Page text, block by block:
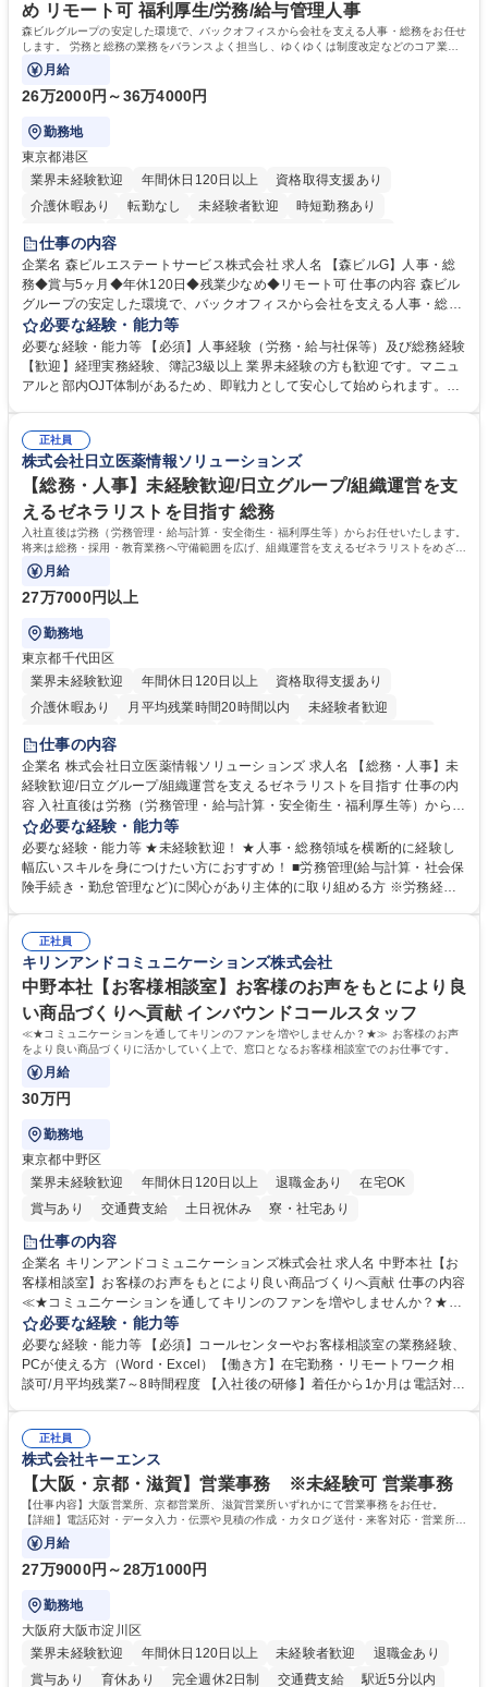
め リモート可 福利厚生/労務/給与管理人事
森ビルグループの安定した環境で、バックオフィスから会社を支える人事・総務をお任せ
します。 労務と総務の業務をバランスよく担当し、ゆくゆくは制度改定などのコア業務
にも挑戦できる、やりがいある環境です。
月給
26万2000円～36万4000円
勤務地
東京都港区
業界未経験歓迎
年間休日120日以上
資格取得支援あり
介護休暇あり
転勤なし 未経験者歓迎
時短勤務あり
経験者歓迎
完全週休2日制
交通費支給 長期歓迎 駅近5分以内 土日祝休み
仕事の内容
企業名 森ビルエステートサービス株式会社 求人名 【森ビルG】人事・総
務◆賞与5ヶ月◆年休120日◆残業少なめ◆リモート可 仕事の内容 森ビル
グループの安定した環境で、バックオフィスから会社を支える人事・総務
をお任せします。 労務と総務の業務をバランスよく担当し、ゆくゆくは制
度改定などのコア業務にも挑戦できる、やりがいある環境です。 ■勤怠管
理、給与計算、社会保険手続き、年末調整等の労務管理全般 ■入退社手続
き、社内規定の改定や人事制度改定などのコア業務 ■社内イベントの企画
でも質問・相談できる環境が整っているため、安心して成長できます。 募
集職種 【森ビルG】人事・総務◆賞与5ヶ月◆年休120日◆残業少なめ◆
リモート可
必要な経験・能力等
必要な経験・能力等 【必須】人事経験（労務・給与社保等）及び総務経験
【歓迎】経理実務経験、簿記3級以上 業界未経験の方も歓迎です。マニュ
アルと部内OJT体制があるため、即戦力として安心して始められます。
務に挑戦できるため、自身の成長と組織への貢献度をダイレクトに実感で
きます。 残業少なめ、週1日リモート可など、ワークライフバランスを保
ち長期活躍できる環境です。 「これまでの幅広い経験を活かし、長期的な
キャリアを築きたい」という前向きな意欲と挑戦を全力で応援します。 学
歴・資格 学歴：大学院 大学 高専 短大 専修学校 高校 語学力： 資格：日商
簿記検定1級 日商簿記検定2級 日商簿記検定3級
正社員
株式会社日立医薬情報ソリューションズ
【総務・人事】未経験歓迎/日立グループ/組織運営を支
えるゼネラリストを目指す 総務
入社直後は労務（労務管理・給与計算・安全衛生・福利厚生等）からお任せいたします。
将来は総務・採用・教育業務へ守備範囲を広げ、組織運営を支えるゼネラリストをめざせ
ます。
月給
27万7000円以上
勤務地
東京都千代田区
業界未経験歓迎
年間休日120日以上
資格取得支援あり
介護休暇あり
月平均残業時間20時間以内
未経験者歓迎
住宅手当あり
育休あり
完全週休2日制 交通費支給 土日祝休み 寮・社宅あり
仕事の内容
企業名 株式会社日立医薬情報ソリューションズ 求人名 【総務・人事】未
経験歓迎/日立グループ/組織運営を支えるゼネラリストを目指す 仕事の内
容 入社直後は労務（労務管理・給与計算・安全衛生・福利厚生等）からお
任せいたします。将来は総務・採用・教育業務へ守備範囲を広げ、組織運
営を支えるゼネラリストをめざせます。 ・初期業務：労働時間管理、給与
計算、社会保険対応、福利厚生管理、安全衛生、健康経営推進等をお任せ
します。ご経験に応じて、休職者管理など、幅広く経験を積んでいただき
幅広く経験を積みたい意欲がある方に最適な環境です。 募集職種 【総
務・人事】未経験歓迎/日立グループ/組織運営を支えるゼネラリストを目
指す
必要な経験・能力等
必要な経験・能力等 ★未経験歓迎！ ★人事・総務領域を横断的に経験し
幅広いスキルを身につけたい方におすすめ！ ■労務管理(給与計算・社会保
険手続き・勤怠管理など)に関心があり主体的に取り組める方 ※労務経験
のご経験 ■労務管理（給与計算・社会保険手続き・勤怠管理など）の経験
■衛生管理者の資格をお持ちの方 学歴・資格 学歴：大学院 大学 高専 短大
専修学校 高校 語学力： 資格：
正社員
キリンアンドコミュニケーションズ株式会社
中野本社【お客様相談室】お客様のお声をもとにより良
い商品づくりへ貢献 インバウンドコールスタッフ
≪★コミュニケーションを通してキリンのファンを増やしませんか？★≫ お客様のお声
をより良い商品づくりに活かしていく上で、窓口となるお客様相談室でのお仕事です。
月給
30万円
勤務地
東京都中野区
業界未経験歓迎
年間休日120日以上 退職金あり
在宅OK
賞与あり
交通費支給 土日祝休み 寮・社宅あり
仕事の内容
企業名 キリンアンドコミュニケーションズ株式会社 求人名 中野本社【お
客様相談室】お客様のお声をもとにより良い商品づくりへ貢献 仕事の内容
≪★コミュニケーションを通してキリンのファンを増やしませんか？★≫
お客様のお声をより良い商品づくりに活かしていく上で、窓口となるお客
様相談室でのお仕事です。 日々お客様からいただくキリングループへのご
意見を、企業活動に活かしています。お客様からの声に迅速かつ誠意をも
って対応、情報提供するとともにグループ内活動に反映しています。 【具
平均100件前後■メール・手紙：同上40件前後 募集職種 中野本社【お客様
相談室】お客様のお声をもとにより良い商品づくりへ貢献
必要な経験・能力等
必要な経験・能力等 【必須】コールセンターやお客様相談室の業務経験、
PCが使える方（Word・Excel）【働き方】在宅勤務・リモートワーク相
談可/月平均残業7～8時間程度 【入社後の研修】着任から1か月は電話対応
すのでご安心ください。 【当社について】キリングループの広報機能を担
う会社として、お客様との出会いを大切にし、磨き上げたホスピタリティ
を込めてコミュニケーションをとりながら広報関連業務を行っておりま
す。 学歴・資格 学歴：大学院 大学 高専 短大 専修学校 高校 語学力： 資
格：
正社員
株式会社キーエンス
【大阪・京都・滋賀】営業事務 ※未経験可 営業事務
【仕事内容】大阪営業所、京都営業所、滋賀営業所いずれかにて営業事務をお任せ。
【詳細】電話応対・データ入力・伝票や見積の作成・カタログ送付・来客対応・営業所内
で発生する事務業務や業務改善をお任せ。
月給
27万9000円～28万1000円
勤務地
大阪府大阪市淀川区
業界未経験歓迎
年間休日120日以上 未経験者歓迎
退職金あり
賞与あり
育休あり 完全週休2日制 交通費支給 駅近5分以内